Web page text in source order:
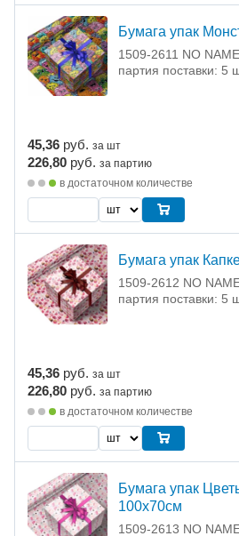
Бумага упак
1509-2611 NO NAME
партия поставки: 5
45,36 руб. за шт
226,80 руб. за партию
в достаточном количестве
Бумага упак
1509-2612 NO
партия поставки: 5
45,36 руб. за шт
226,80 руб. за партию
в достаточном количестве
Бумага упак
100х70см
1509-2613 NO